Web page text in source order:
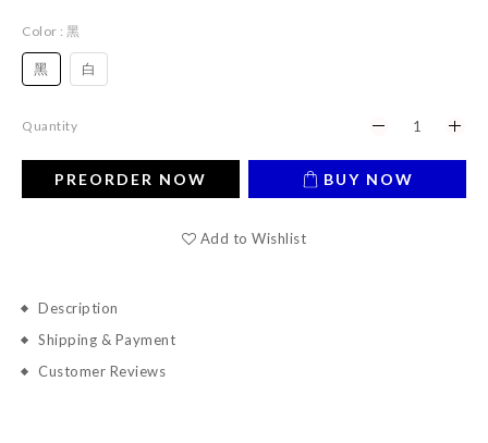
Color : 黑
黑 白
Quantity
PREORDER NOW BUY NOW
Add to Wishlist
Description
Shipping & Payment
Customer Reviews